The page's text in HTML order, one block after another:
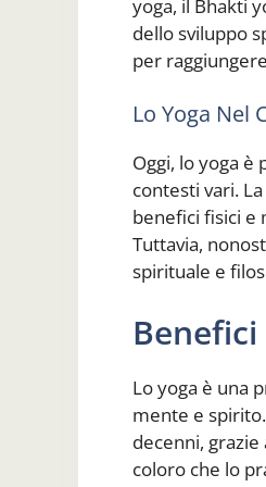
yoga, il Bhakti
dello sviluppo
per
Lo Yoga Nel
Oggi, lo yoga
contesti vari.
benefici fisici e
Tuttavia,
spirituale e
Lo yoga è una
mente e
decenni,
coloro che lo